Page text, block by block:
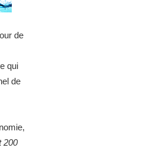
de
qui
de
200